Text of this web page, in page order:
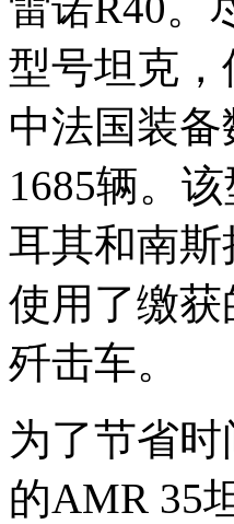
型号坦克，
中法国装
1685辆。
耳其和南
使用了缴
歼击车。
为了节省
的AMR 35